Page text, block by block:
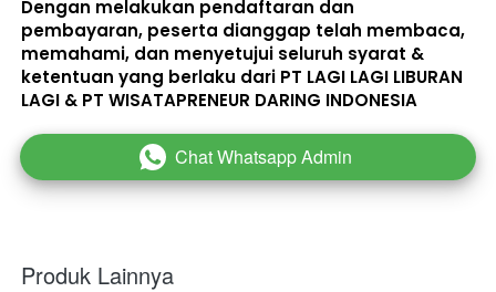
Dengan melakukan pendaftaran dan
pembayaran, peserta dianggap telah membaca,
memahami, dan menyetujui seluruh syarat &
ketentuan yang berlaku dari PT LAGI LAGI LIBURAN
LAGI & PT WISATAPRENEUR DARING INDONESIA
` Chat Whatsapp Admin
Produk Lainnya